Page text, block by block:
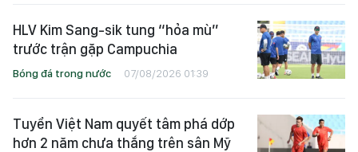
HLV Kim Sang-sik tung “hỏa mù”
trước trận gặp Campuchia
Bóng đá trong nước 07/08/2026 01:39
Tuyển Việt Nam quyết tâm phá dớp
hơn 2 năm chưa thắng trên sân Mỹ